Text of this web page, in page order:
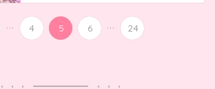
... 4 5 6 ... 24